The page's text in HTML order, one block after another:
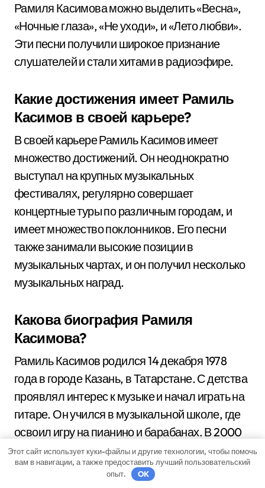
Рамиля Касимова можно выделить «Весна»,
«Ночные глаза», «Не уходи», и «Лето любви».
Эти песни получили широкое признание
слушателей и стали хитами в радиоэфире.
Какие достижения имеет Рамиль
Касимов в своей карьере?
В своей карьере Рамиль Касимов имеет
множество достижений. Он неоднократно
выступал на крупных музыкальных
фестивалях, регулярно совершает
концертные туры по различным городам, и
имеет множество поклонников. Его песни
также занимали высокие позиции в
музыкальных чартах, и он получил несколько
музыкальных наград.
Какова биография Рамиля
Касимова?
Рамиль Касимов родился 14 декабря 1978
года в городе Казань, в Татарстане. С детства
проявлял интерес к музыке и начал играть на
гитаре. Он учился в музыкальной школе, где
освоил игру на пианино и барабанах. В 2000
году Касимов переехал в Москву, где начал
активно заниматься музыкой и выступать с
Этот сайт использует куки-файлы и другие технологии, чтобы помочь
вам в навигации, а также предоставить лучший пользовательский
опыт.
OK